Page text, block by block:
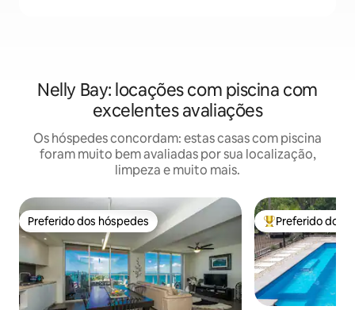
Nelly Bay: locações com piscina com
excelentes avaliações
Os hóspedes concordam: estas casas com piscina
foram muito bem avaliadas por sua localização,
limpeza e muito mais.
Preferido dos hóspedes
Preferido dos hóspedes Entre os
Preferido dos